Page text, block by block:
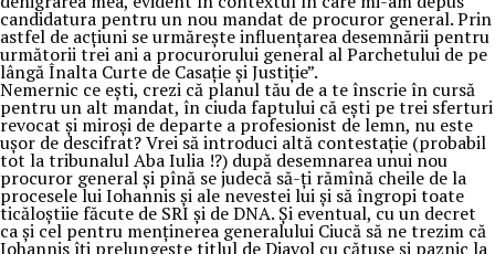
candidatura pentru un nou mandat de procuror general. Prin
astfel de acțiuni se urmărește influențarea desemnării pentru
următorii trei ani a procurorului general al Parchetului de pe
lângă Înalta Curte de Casație și Justiție”.
Nemernic ce ești, crezi că planul tău de a te înscrie în cursă
pentru un alt mandat, în ciuda faptului că ești pe trei sferturi
revocat și miroși de departe a profesionist de lemn, nu este
ușor de descifrat? Vrei să introduci altă contestație (probabil
tot la tribunalul Aba Iulia !?) după desemnarea unui nou
procuror general și pînă se judecă să-ți rămînă cheile de la
procesele lui Iohannis și ale nevestei lui și să îngropi toate
ticăloștiie făcute de SRI și de DNA. Și eventual, cu un decret
ca și cel pentru menținerea generalului Ciucă să ne trezim că
Iohannis îți prelungește titlul de Diavol cu cătușe și paznic la